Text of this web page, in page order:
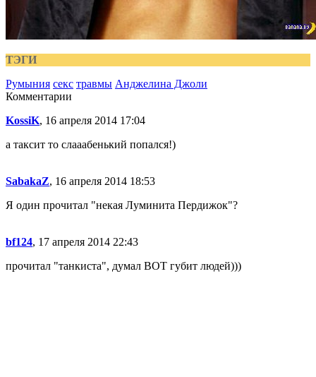
ТЭГИ
Румыния секс травмы Анджелина Джоли
Комментарии
KossiK, 16 апреля 2014 17:04
а таксит то слааабенький попался!)
SabakaZ, 16 апреля 2014 18:53
Я один прочитал "некая Луминита Пердижок"?
bf124, 17 апреля 2014 22:43
прочитал "танкиста", думал ВОТ губит людей)))